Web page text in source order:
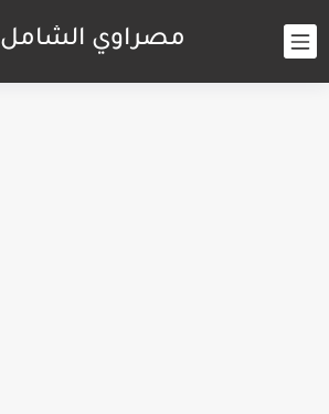
مصراوي الشامل